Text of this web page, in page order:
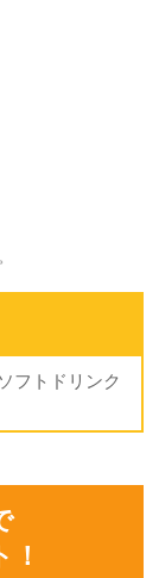
フトドリンク